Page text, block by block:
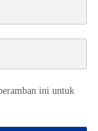
ini untuk